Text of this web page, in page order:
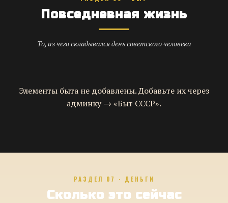
Повседневная жизнь
То, из чего складывался день советского человека
Элементы быта не добавлены. Добавьте их через
админку → «Быт СССР».
РАЗДЕЛ 07 · ДЕНЬГИ
Сколько это сейчас